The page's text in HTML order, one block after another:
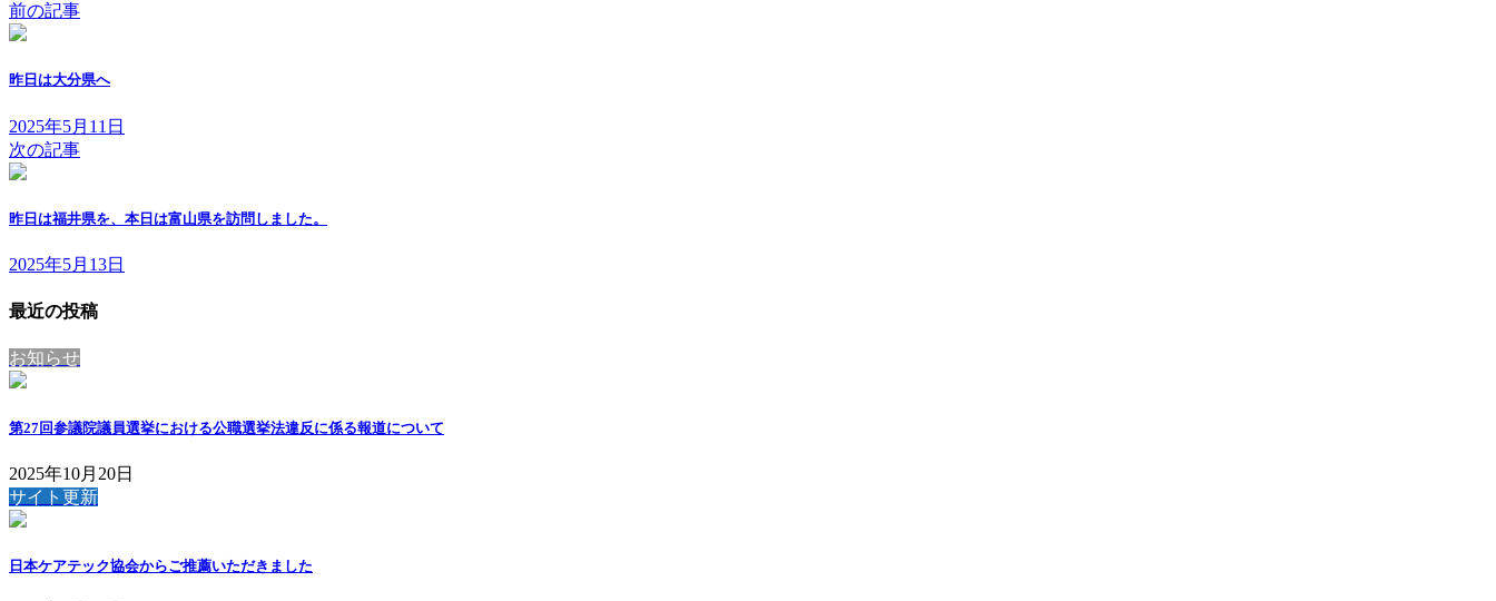
前の記事
昨日は大分県へ
2025年5月11日
次の記事
昨日は福井県を、本日は富山県を訪問しました。
2025年5月13日
最近の投稿
お知らせ
第27回参議院議員選挙における公職選挙法違反に係る報道について
2025年10月20日
サイト更新
日本ケアテック協会からご推薦いただきました